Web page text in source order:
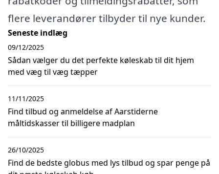
flere leverandører tilbyder til nye kunder.
Seneste indlæg
Sådan vælger du det perfekte køleskab til dit hjem
med væg til væg tæpper
09/12/2025
Find tilbud og anmeldelse af Aarstiderne
måltidskasser til billigere madplan
11/11/2025
Find de bedste globus med lys tilbud og spar penge på
26/10/2025